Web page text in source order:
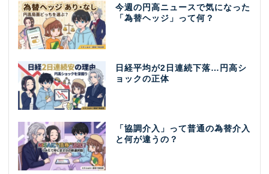
今週の円高ニュースで気になった
「為替ヘッジ」って何？
日経平均が2日連続下落…円高シ
ョックの正体
「協調介入」って普通の為替介入
と何が違うの？